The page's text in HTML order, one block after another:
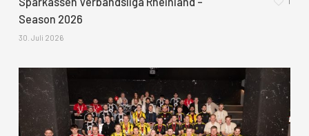
Season 2026
30. Juli 2026